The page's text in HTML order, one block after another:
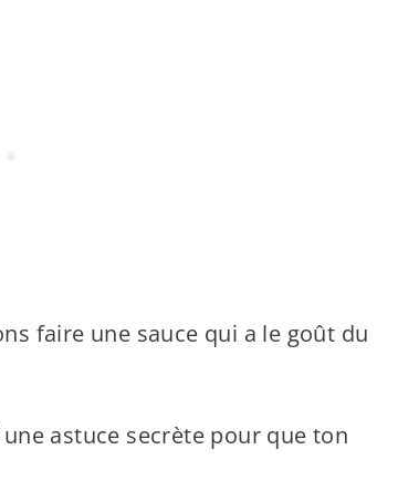
faire une sauce qui a le goût du
astuce secrète pour que ton